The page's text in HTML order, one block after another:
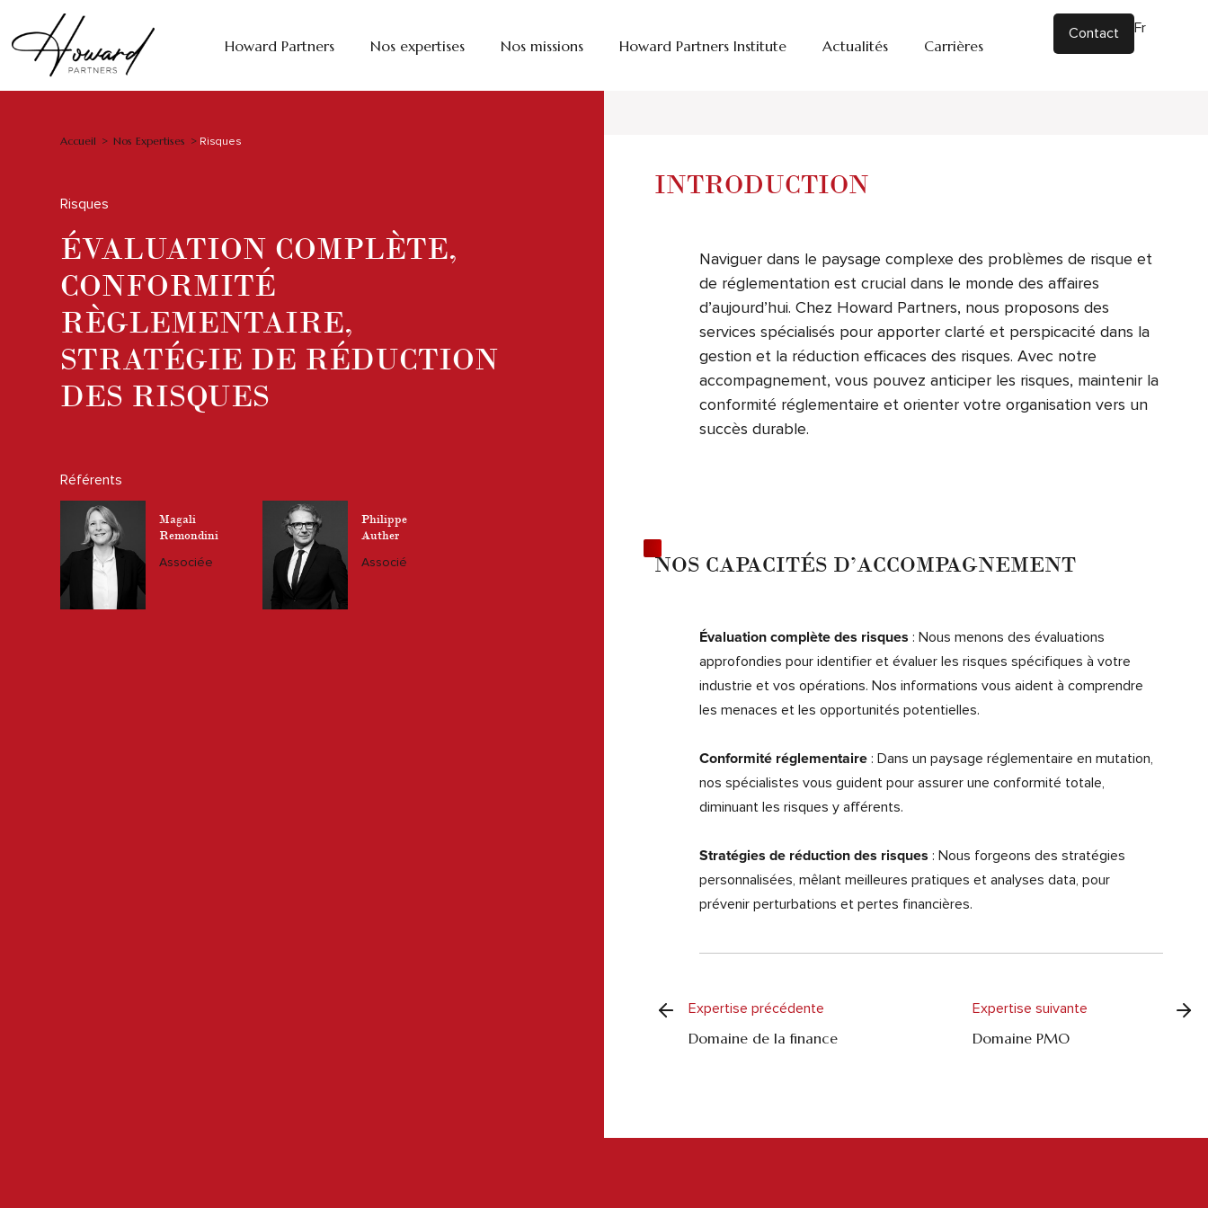
Howard Partners Nos expertises Nos missions Howard Partners Institute Actualités Carrières
Contact Fr
Accueil >Nos Expertises > Risques
Risques
ÉVALUATION COMPLÈTE,
CONFORMITÉ
RÈGLEMENTAIRE,
STRATÉGIE DE RÉDUCTION
DES RISQUES
Référents
Magali
Remondini
Associée
Philippe
Auther
Associé
INTRODUCTION
Naviguer dans le paysage complexe des problèmes de risque et
de réglementation est crucial dans le monde des affaires
d’aujourd’hui. Chez Howard Partners, nous proposons des
services spécialisés pour apporter clarté et perspicacité dans la
gestion et la réduction efficaces des risques. Avec notre
accompagnement, vous pouvez anticiper les risques, maintenir la
conformité réglementaire et orienter votre organisation vers un
succès durable.
NOS CAPACITÉS D’ACCOMPAGNEMENT
Évaluation complète des risques : Nous menons des évaluations
approfondies pour identifier et évaluer les risques spécifiques à votre
industrie et vos opérations. Nos informations vous aident à comprendre
les menaces et les opportunités potentielles.
Conformité réglementaire : Dans un paysage réglementaire en mutation,
nos spécialistes vous guident pour assurer une conformité totale,
diminuant les risques y afférents.
Stratégies de réduction des risques : Nous forgeons des stratégies
personnalisées, mêlant meilleures pratiques et analyses data, pour
prévenir perturbations et pertes financières.
Expertise précédente
Domaine de la finance
Expertise suivante
Domaine PMO